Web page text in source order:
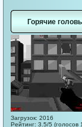
Горячие
Загрузок: 2016
Рейтинг: 3.5/5 (голосов